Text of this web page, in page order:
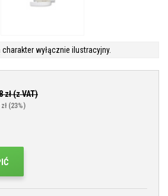
charakter wyłącznie ilustracyjny.
zł (z VAT)
(23%)